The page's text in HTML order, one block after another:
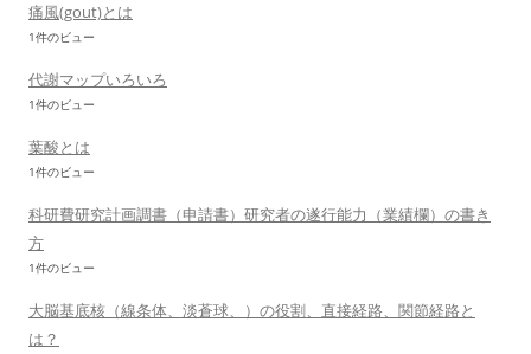
痛風(gout)とは
1件のビュー
代謝マップいろいろ
1件のビュー
葉酸とは
1件のビュー
科研費研究計画調書（申請書）研究者の遂行能力（業績欄）の書き
方
1件のビュー
大脳基底核（線条体、淡蒼球、）の役割、直接経路、関節経路と
は？